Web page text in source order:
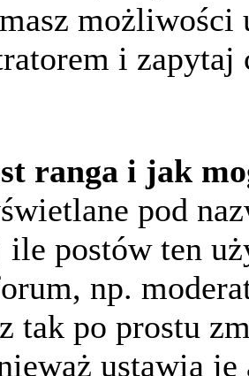
możliwości
i zapytaj
ranga i jak
pod
ile postów ten
np.
tak po prostu
ustawia